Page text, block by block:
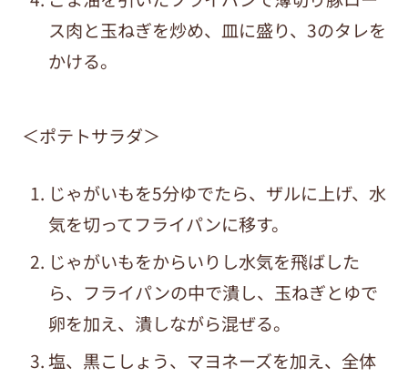
ス肉と玉ねぎを炒め、皿に盛り、3のタレを
かける。
＜ポテトサラダ＞
じゃがいもを5分ゆでたら、ザルに上げ、水
気を切ってフライパンに移す。
じゃがいもをからいりし水気を飛ばした
ら、フライパンの中で潰し、玉ねぎとゆで
卵を加え、潰しながら混ぜる。
塩、黒こしょう、マヨネーズを加え、全体